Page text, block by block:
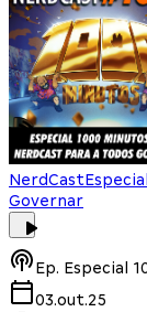
NerdCast
Governar
Ep. Especial
03.out.25